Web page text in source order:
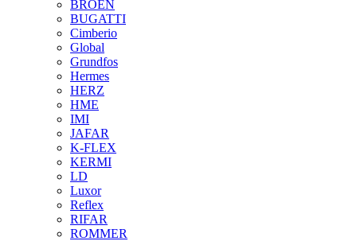
BROEN
BUGATTI
Cimberio
Global
Grundfos
Hermes
HERZ
HME
IMI
JAFAR
K-FLEX
KERMI
LD
Luxor
Reflex
RIFAR
ROMMER